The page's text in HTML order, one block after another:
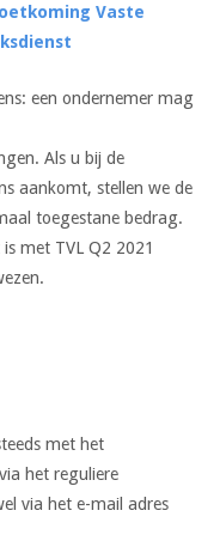
Vaste
een ondernemer mag
Als u bij de
aankomt, stellen we de
toegestane bedrag.
met TVL Q2 2021
met het
het reguliere
via het e-mail adres